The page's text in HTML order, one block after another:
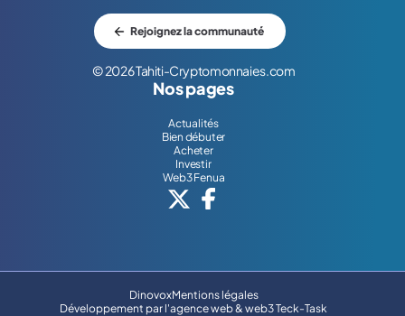
Rejoignez la communauté
© 2026 Tahiti-Cryptomonnaies.com
Nos pages
Actualités
Bien débuter
Acheter
Investir
Web3 Fenua
DinovoxMentions légales
Développement par l'agence web & web3 Teck-Task